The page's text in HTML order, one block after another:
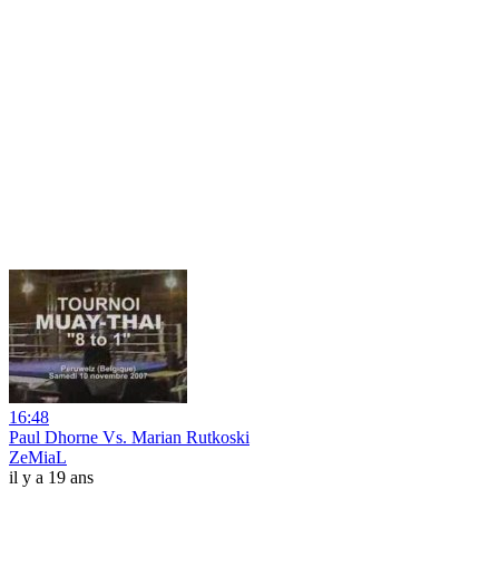
16:48
Paul Dhorne Vs. Marian Rutkoski
ZeMiaL
il y a 19 ans